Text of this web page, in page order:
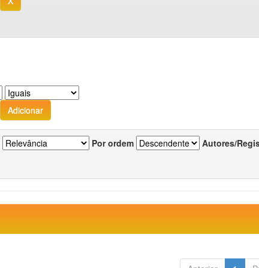
Por ordem Autores/